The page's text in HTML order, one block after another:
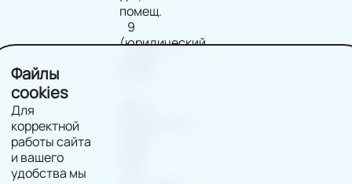
Файлы
cookies
Для
корректной
работы сайта
и вашего
удобства мы
помещ.
9
(юридический